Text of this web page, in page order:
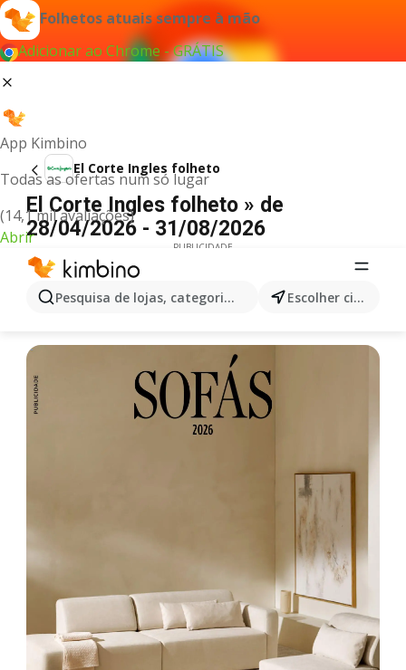
Folhetos atuais sempre à mão
Adicionar ao Chrome - GRÁTIS
App Kimbino
Todas as ofertas num só lugar
(14,1 mil avaliações)
Abrir
Pesquisa de lojas, categorias,produtos... Escolher cidade
El Corte Ingles folheto
El Corte Ingles folheto » de
28/04/2026 - 31/08/2026
PUBLICIDADE